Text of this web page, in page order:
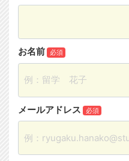
お名前 必須
メールアドレス 必須